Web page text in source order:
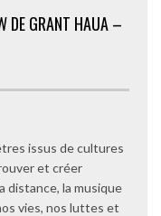
DE GRANT HAUA –
issus de cultures
et créer
distance, la musique
vies, nos luttes et